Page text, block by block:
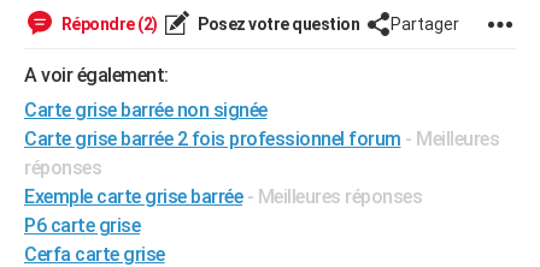
Destinations
City break
Voyage nature
Voyage de noces
Forum
Climat
BONS PLANS
CARTE DE VOEUX
Carte de Noël
Carte Bonne année
Carte Saint-Valentin
Carte Pâques
Carte d'anniversaire
DICTIONNAIRE
Répondre (2) Posez votre question Partager
A voir également:
Carte grise barrée non signée
Carte grise barrée 2 fois professionnel forum - Meilleures
réponses
Exemple carte grise barrée - Meilleures réponses
P6 carte grise
Cerfa carte grise